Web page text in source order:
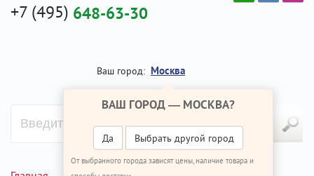
+7 (495) 648-63-30
Ваш город: Москва
ВАШ ГОРОД — МОСКВА?
Да Выбрать другой город
От выбранного города зависят цены, наличие товара и